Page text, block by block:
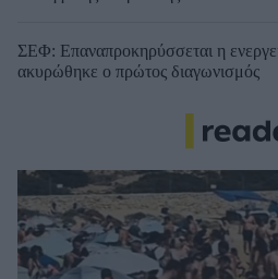
ΣΕΦ: Επαναπροκηρύσσεται η
ακυρώθηκε ο πρώτος διαγωνισμός